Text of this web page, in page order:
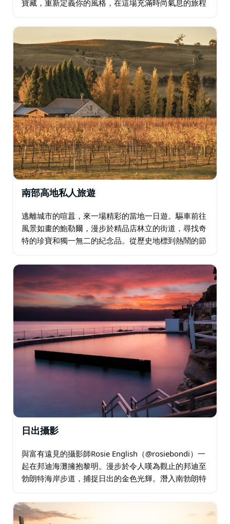
寶藏，重新定義你的風格，在這場充滿時尚氣息的旅程
探索潮流精品店，打造專屬於你的專屬衣櫥…
南部高地私人旅遊
逃離城市的喧囂，來一場精彩的當地一日遊。驅車前往
風景如畫的鮑勒爾，漫步於精品店林立的街道，尋找奇
特的珍寶和獨一無二的紀念品。從歷史地標到熱鬧的節
用下午茶，或在寧靜的大自然中野餐，感受別樣的樂
趣…
日出攝影
與富有遠見的攝影師Rosie English（@rosiebondi）一
起在邦迪海灘擁抱黎明。漫步於令人嘆為觀止的邦迪至
勃朗特海岸步道，捕捉日出的金色光輝。潛入南勃朗特
20多張紀念照片來珍惜這一刻…